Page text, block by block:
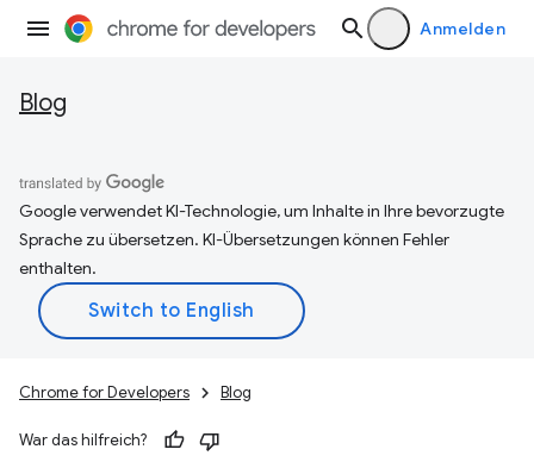
Anmelden
Blog
Google verwendet KI-Technologie, um Inhalte in Ihre bevorzugte
Sprache zu übersetzen. KI-Übersetzungen können Fehler
enthalten.
Chrome for Developers Blog
War das hilfreich?